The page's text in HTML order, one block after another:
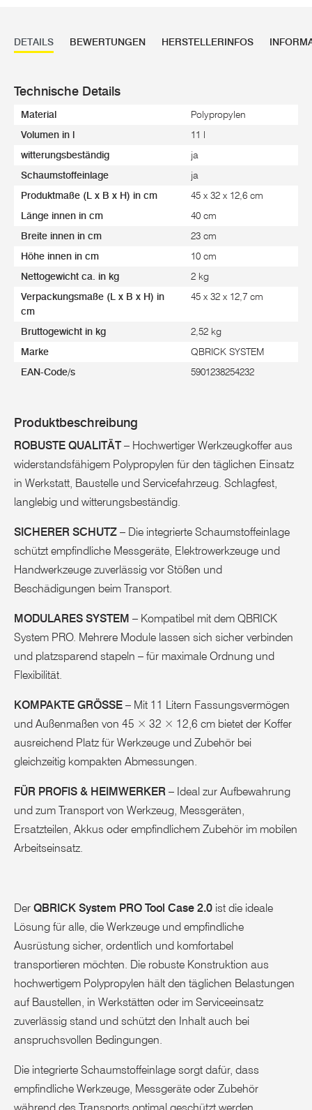
DETAILS BEWERTUNGEN HERSTELLERINFOS
Technische Details
Material Polypropylen
Volumen in l 11 l
witterungsbeständig ja
Schaumstoffeinlage ja
Produktmaße (L x B x H) in cm 45 x 32 x 12,6 cm
Länge innen in cm 40 cm
Breite innen in cm 23 cm
Höhe innen in cm 10 cm
Nettogewicht ca. in kg 2 kg
Verpackungsmaße (L x B x H) in
cm
45 x 32 x 12,7 cm
Bruttogewicht in kg 2,52 kg
Marke QBRICK SYSTEM
EAN-Code/s 5901238254232
Produktbeschreibung
ROBUSTE QUALITÄT– Hochwertiger Werkzeugkoffer aus
widerstandsfähigem Polypropylen für den täglichen Einsatz
in Werkstatt, Baustelle und Servicefahrzeug. Schlagfest,
langlebig und witterungsbeständig.
SICHERER SCHUTZ – Die integrierte Schaumstoffeinlage
schützt empfindliche Messgeräte, Elektrowerkzeuge und
Handwerkzeuge zuverlässig vor Stößen und
Beschädigungen beim Transport.
MODULARES SYSTEM – Kompatibel mit dem QBRICK
System PRO. Mehrere Module lassen sich sicher verbinden
und platzsparend stapeln – für maximale Ordnung und
Flexibilität.
KOMPAKTE GRÖSSE – Mit 11 Litern Fassungsvermögen
und Außenmaßen von 45 × 32 × 12,6 cm bietet der Koffer
ausreichend Platz für Werkzeuge und Zubehör bei
gleichzeitig kompakten Abmessungen.
FÜR PROFIS & HEIMWERKER – Ideal zur Aufbewahrung
und zum Transport von Werkzeug, Messgeräten,
Ersatzteilen, Akkus oder empfindlichem Zubehör im mobilen
Arbeitseinsatz.
Der QBRICK System PRO Tool Case 2.0 ist die ideale
Lösung für alle, die Werkzeuge und empfindliche
Ausrüstung sicher, ordentlich und komfortabel
transportieren möchten. Die robuste Konstruktion aus
hochwertigem Polypropylen hält den täglichen Belastungen
auf Baustellen, in Werkstätten oder im Serviceeinsatz
zuverlässig stand und schützt den Inhalt auch bei
anspruchsvollen Bedingungen.
Die integrierte Schaumstoffeinlage sorgt dafür, dass
empfindliche Werkzeuge, Messgeräte oder Zubehör
während des Transports optimal geschützt werden.